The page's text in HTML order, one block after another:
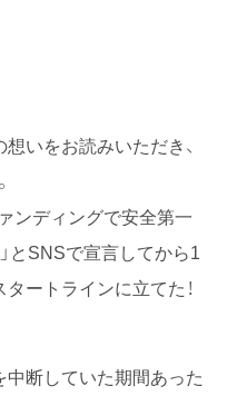
いをお読みいただき、
ンディングで安全第一
とSNSで宣言してから1
ートラインに立てた！
中断していた期間あった